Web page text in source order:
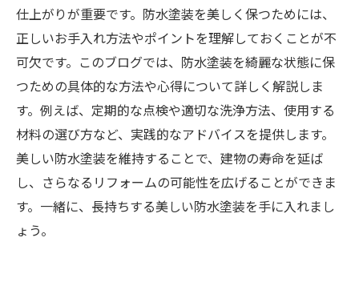
仕上がりが重要です。防水塗装を美しく保つためには、
正しいお手入れ方法やポイントを理解しておくことが不
可欠です。このブログでは、防水塗装を綺麗な状態に保
つための具体的な方法や心得について詳しく解説しま
す。例えば、定期的な点検や適切な洗浄方法、使用する
材料の選び方など、実践的なアドバイスを提供します。
美しい防水塗装を維持することで、建物の寿命を延ば
し、さらなるリフォームの可能性を広げることができま
す。一緒に、長持ちする美しい防水塗装を手に入れまし
ょう。